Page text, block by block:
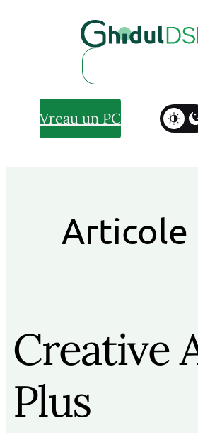
Vreau un PC
Articole
Creative
Plus